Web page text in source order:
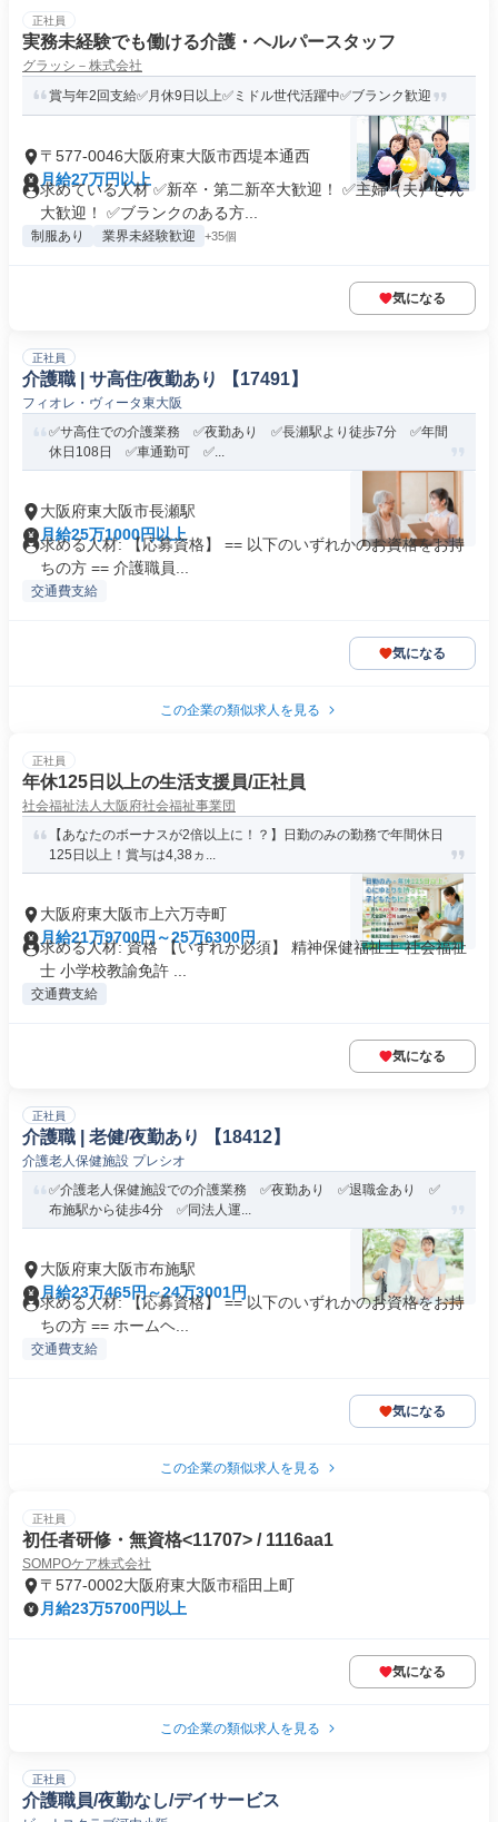
正社員
実務未経験でも働ける介護・ヘルパースタッフ
グラッシ－株式会社
賞与年2回支給✅月休9日以上✅ミドル世代活躍中✅ブランク歓迎
〒577-0046大阪府東大阪市西堤本通西
月給27万円以上
求めている人材 ✅新卒・第二新卒大歓迎！ ✅主婦（夫）さん
大歓迎！ ✅ブランクのある方...
制服あり 業界未経験歓迎 +35個
気になる
正社員
介護職 | サ高住/夜勤あり 【17491】
フィオレ・ヴィータ東大阪
✅サ高住での介護業務 ✅夜勤あり ✅長瀬駅より徒歩7分 ✅年間
休日108日 ✅車通勤可 ✅...
大阪府東大阪市長瀬駅
月給25万1000円以上
求める人材: 【応募資格】 == 以下のいずれかのお資格をお持
ちの方 == 介護職員...
交通費支給
気になる
この企業の類似求人を見る
正社員
年休125日以上の生活支援員/正社員
社会福祉法人大阪府社会福祉事業団
【あなたのボーナスが2倍以上に！？】日勤のみの勤務で年間休日
125日以上！賞与は4,38ヵ...
大阪府東大阪市上六万寺町
月給21万9700円～25万6300円
求める人材: 資格 【いずれか必須】 精神保健福祉士 社会福祉
士 小学校教諭免許 ...
交通費支給
気になる
正社員
介護職 | 老健/夜勤あり 【18412】
介護老人保健施設 プレシオ
✅介護老人保健施設での介護業務 ✅夜勤あり ✅退職金あり ✅
布施駅から徒歩4分 ✅同法人運...
大阪府東大阪市布施駅
月給23万465円～24万3001円
求める人材: 【応募資格】 == 以下のいずれかのお資格をお持
ちの方 == ホームヘ...
交通費支給
気になる
この企業の類似求人を見る
正社員
初任者研修・無資格<11707> / 1116aa1
SOMPOケア株式会社
〒577-0002大阪府東大阪市稲田上町
月給23万5700円以上
気になる
この企業の類似求人を見る
正社員
介護職員/夜勤なし/デイサービス